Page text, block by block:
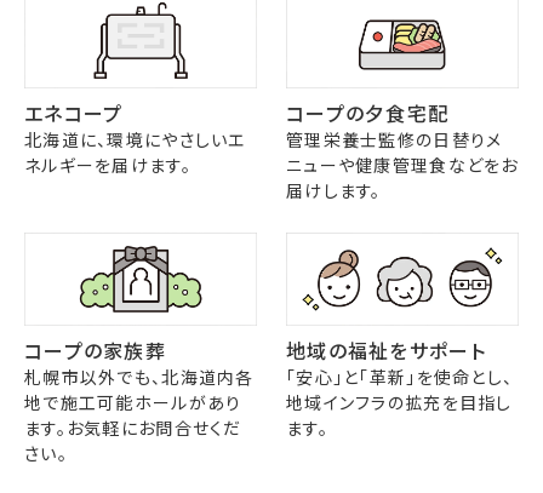
エネコープ
北海道に、環境にやさしいエ
ネルギーを届けます。
コープの夕食宅配
管理栄養士監修の日替りメ
ニューや健康管理食などをお
届けします。
コープの家族葬
札幌市以外でも、北海道内各
地で施工可能ホールがあり
ます。お気軽にお問合せくだ
さい。
地域の福祉をサポート
「安心」と「革新」を使命とし、
地域インフラの拡充を目指し
ます。